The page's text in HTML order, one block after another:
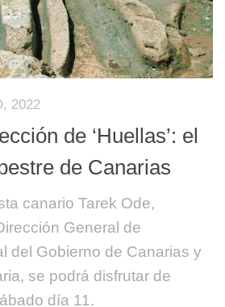
2022
de ‘Huellas’: el
de Canarias
canario Tarek Ode,
General de
del Gobierno de Canarias y
se podrá disfrutar de
día 11.